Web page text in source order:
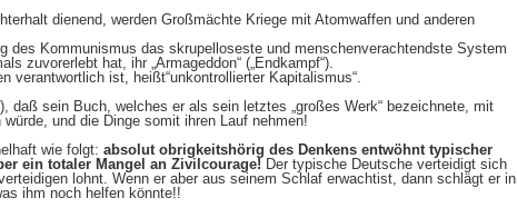
dienend, werden Großmächte Kriege mit Atomwaffen und anderen
des Kommunismus das skrupelloseste und menschenverachtendste System
zuvorerlebt hat, ihr „Armageddon“ („Endkampf“).
verantwortlich ist, heißt“unkontrollierter Kapitalismus“.
daß sein Buch, welches er als sein letztes „großes Werk“ bezeichnete, mit
und die Dinge somit ihren Lauf nehmen!
wie folgt: absolut obrigkeitshörig des Denkens entwöhnt typischer
ein totaler Mangel an Zivilcourage! Der typische Deutsche verteidigt sich
lohnt. Wenn er aber aus seinem Schlaf erwachtist, dann schlägt er in
ihm noch helfen könnte!!